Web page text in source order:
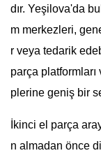
dır. Yeşilova'da
m merkezleri,
r veya tedarik
parça
plerine geniş bir
İkinci el parça
n almadan önce